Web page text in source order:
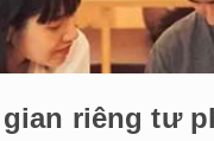
riêng tư